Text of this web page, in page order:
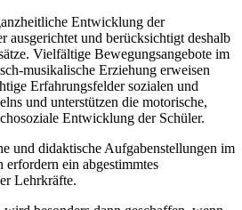
Entwicklung der
ausgerichtet und berücksichtigt deshalb
Vielfältige Bewegungsangebote im
musikalische Erziehung erweisen
Erfahrungsfelder sozialen und
und unterstützen die motorische,
Entwicklung der Schüler.
und didaktische Aufgabenstellungen im
ein abgestimmtes
Lehrkräfte.